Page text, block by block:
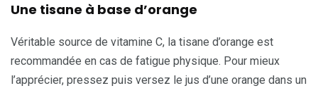
Une tisane à base d’orange
Véritable source de vitamine C, la tisane d’orange est
recommandée en cas de fatigue physique. Pour mieux
l’apprécier, pressez puis versez le jus d’une orange dans un